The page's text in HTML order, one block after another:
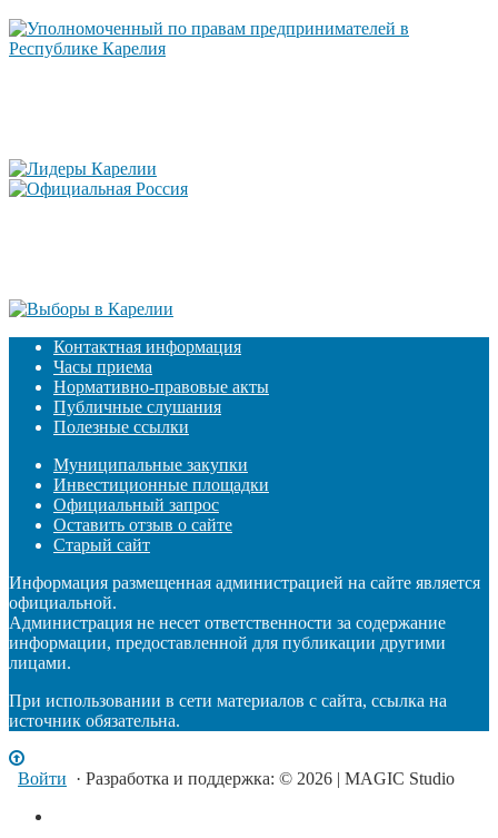
Контактная информация
Часы приема
Нормативно-правовые акты
Публичные слушания
Полезные ссылки
Муниципальные закупки
Инвестиционные площадки
Официальный запрос
Оставить отзыв о сайте
Старый сайт
Информация размещенная администрацией на сайте является
официальной.
Администрация не несет ответственности за содержание
информации, предоставленной для публикации другими
лицами.
При использовании в сети материалов с сайта, ссылка на
источник обязательна.
Войти · Разработка и поддержка: © 2026 | MAGIC Studio